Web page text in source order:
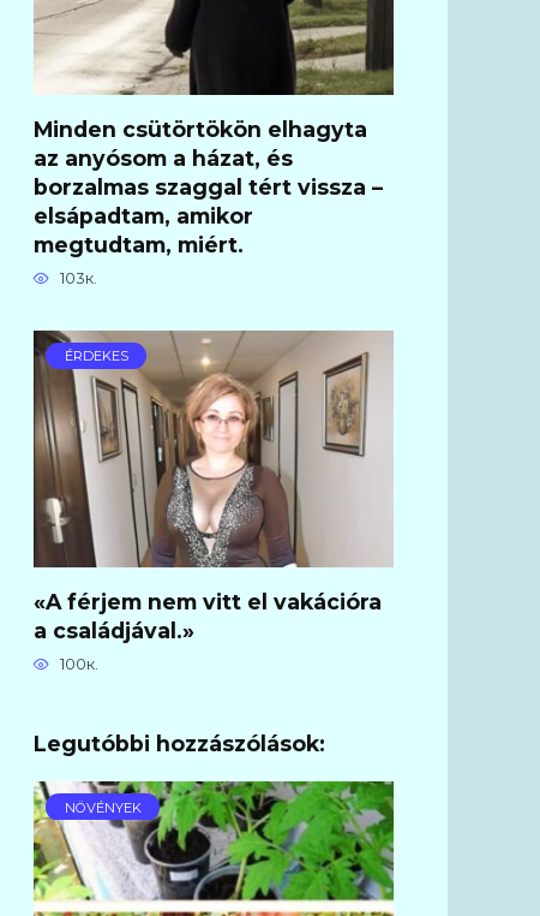
Minden csütörtökön elhagyta
az anyósom a házat, és
borzalmas szaggal tért vissza –
elsápadtam, amikor
megtudtam, miért.
103к.
ÉRDEKES
«A férjem nem vitt el vakációra
a családjával.»
100к.
Legutóbbi hozzászólások:
NÖVÉNYEK